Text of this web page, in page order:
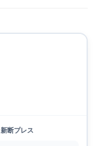
新断プレス